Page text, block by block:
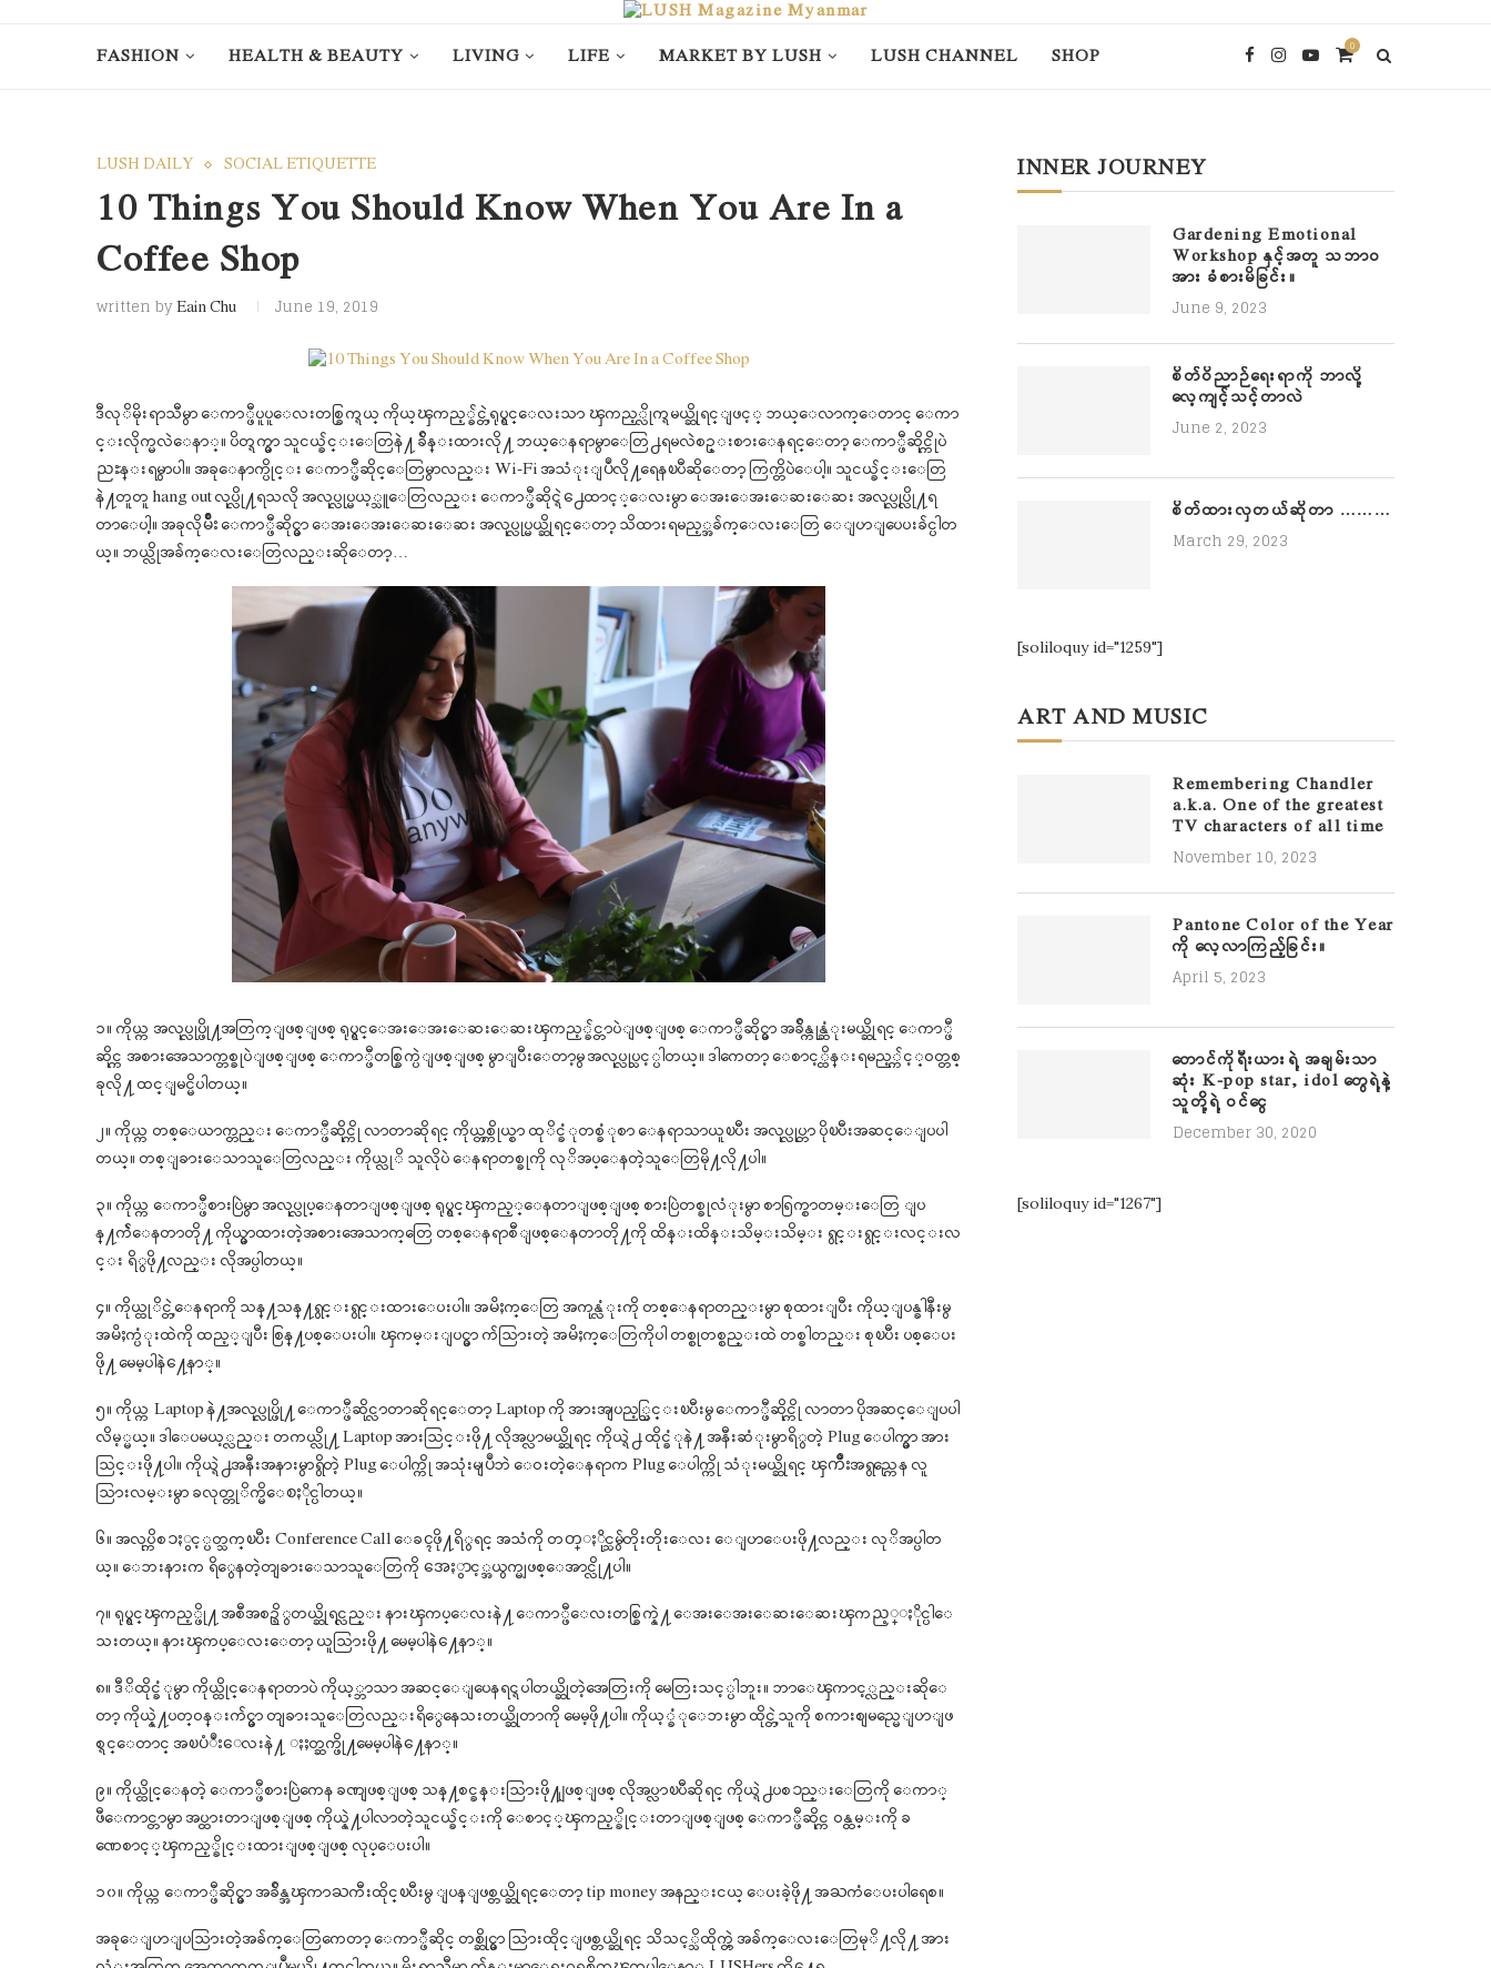
FASHION HEALTH & BEAUTY LIVING LIFE MARKET BY LUSH LUSH CHANNEL SHOP 0
LUSH DAILY SOCIAL ETIQUETTE
10 Things You Should Know When You Are In a
Coffee Shop
written byEain Chu June 19, 2019
ဒီလုိမိုးရာသီမွာ ေကာ္ဖီပူပူေလးတစ္ခြက္ရယ္ ကိုယ္ၾကည့္ခ်င္တဲ့ရုပ္ရွင္ေလးသာ ၾကည့္လိုက္ရမယ္ဆိုရင္ျဖင့္ ဘယ္ေလာက္ေတာင္ ေကာ
င္းလိုက္မလဲေနာ္။ ပိတ္ရက္မွာ သူငယ္ခ်င္းေတြနဲ႔ ခ်ိန္းထားလို႔ ဘယ္ေနရာမွာေတြ႕ရမလဲစဥ္းစားေနရင္ေတာ့ ေကာ္ဖီဆိုင္ကိုပဲ
ညႊန္းရမွာပါ။ အခုေနာက္ပိုင္း ေကာ္ဖီဆိုင္ေတြမွာလည္း Wi-Fi အသံုးျပဳလို႔ရေနၿပီဆိုေတာ့ ကြက္တိပဲေပါ့။ သူငယ္ခ်င္းေတြ
နဲ႔တူတူ hang out လုပ္လို႔ရသလို အလုပ္လုပ္မယ့္သူေတြလည္း ေကာ္ဖီဆိုင္ရဲ႕ေထာင့္ေလးမွာ ေအးေအးေဆးေဆး အလုပ္လုပ္လို႔ရ
တာေပါ့။ အခုလိုမ်ိဳး ေကာ္ဖီဆိုင္မွာ ေအးေအးေဆးေဆး အလုပ္လုပ္မယ္ဆိုရင္ေတာ့ သိထားရမည့္အခ်က္ေလးေတြ ေျပာျပေပးခ်င္ပါတ
ယ္။ ဘယ္လိုအခ်က္ေလးေတြလည္းဆိုေတာ့…
၁။ ကိုယ္က အလုပ္လုပ္ဖို႔အတြက္ျဖစ္ျဖစ္ ရုပ္ရွင္ေအးေအးေဆးေဆးၾကည့္ခ်င္တာပဲျဖစ္ျဖစ္ ေကာ္ဖီဆိုင္မွာ အခ်ိန္ကုန္ဆံုးမယ္ဆိုရင္ ေကာ္ဖီ
ဆိုင္က အစားအေသာက္တစ္ခုပဲျဖစ္ျဖစ္ ေကာ္ဖီတစ္ခြက္ပဲျဖစ္ျဖစ္ မွာျပီးေတာ့မွ အလုပ္လုပ္သင့္ပါတယ္။ ဒါကေတာ့ ေစာင့္ထိန္းရမည့္က်င့္ဝတ္တစ္
ခုလို႔ ထင္ျမင္မိပါတယ္။
၂။ ကိုယ္က တစ္ေယာက္တည္း ေကာ္ဖီဆိုင္ကို လာတာဆိုရင္ ကိုယ္တစ္ကိုယ္စာ ထုိင္ခံုတစ္ခံုစာ ေနရာသာယူၿပီး အလုပ္လုပ္တာ ပိုၿပီးအဆင္ေျပပါ
တယ္။ တစ္ျခားေသာသူေတြလည္း ကိုယ္လုိ သူလိုပဲ ေနရာတစ္ခုကို လုိအပ္ေနတဲ့သူေတြမို႔လို႔ပါ။
၃။ ကိုယ္က ေကာ္ဖီစားပြဲမွာ အလုပ္လုပ္ေနတာျဖစ္ျဖစ္ ရုပ္ရွင္ၾကည့္ေနတာျဖစ္ျဖစ္ စားပြဲတစ္ခုလံုးမွာ စာရြက္စာတမ္းေတြ ျပ
န္႔က်ဲေနတာတို႔ ကိုယ္မွာထားတဲ့အစားအေသာက္ေတြ တစ္ေနရာစီျဖစ္ေနတာတို႔ကို ထိန္းထိန္းသိမ္းသိမ္း ရွင္းရွင္းလင္းလ
င္း ရိွဖို႔လည္း လိုအပ္ပါတယ္။
၄။ ကိုယ္ထုိင္တဲ့ေနရာကို သန္႔သန္႔ရွင္းရွင္းထားေပးပါ။ အမိႈက္ေတြ အကုန္လံုးကို တစ္ေနရာတည္းမွာ စုထားျပီး ကိုယ္ျပန္ခါနီးမွ
အမိႈက္ပံုးထဲကို ထည့္ျပီး စြန္႔ပစ္ေပးပါ။ ၾကမ္းျပင္မွာ က်သြားတဲ့ အမိႈက္ေတြကိုပါ တစ္စုတစ္စည္းထဲ တစ္ခါတည္း စုၿပီး ပစ္ေပး
ဖို႔ မေမ့ပါနဲ႔ေနာ္။
၅။ ကိုယ္က Laptop နဲ႔အလုပ္လုပ္ဖို႔ ေကာ္ဖီဆိုင္လာတာဆိုရင္ေတာ့ Laptop ကို အားအျပည့္သြင္းၿပီးမွ ေကာ္ဖီဆိုင္ကို လာတာ ပိုအဆင္ေျပပါ
လိမ့္မယ္။ ဒါေပမယ့္လည္း တကယ္လို႔ Laptop အားသြင္းဖို႔ လိုအပ္လာမယ္ဆိုရင္ ကိုယ္ရဲ႕ ထိုင္ခံုနဲ႔ အနီးဆံုးမွာရိွတဲ့ Plug ေပါက္မွာ အား
သြင္းဖို႔ပါ။ ကိုယ္ရဲ႕အနီးအနားမွာရိွတဲ့ Plug ေပါက္ကို အသုံးမျပဳဘဲ ေဝးတဲ့ေနရာက Plug ေပါက္ကို သံုးမယ္ဆိုရင္ ၾကိဳးအရွည္ကေန လူ
သြားလမ္းမွာ ခလုတ္တုိက္မိေစႏိုင္ပါတယ္။
၆။ အလုပ္ကိစၥႏွင့္ပတ္သက္ၿပီး Conference Call ေခၚဖို႔ရိွရင္ အသံကို တတ္ႏိုင္သမ်ွတိုးတိုးေလး ေျပာေပးဖို႔လည္း လုိအပ္ပါတ
ယ္။ ေဘးနားက ရိွေနတဲ့တျခားေသာသူေတြကို အေႏွာင့္အယွက္မျဖစ္ေအာင္လို႔ပါ။
၇။ ရုပ္ရွင္ၾကည့္ဖို႔ အစီအစဥ္ရိွတယ္ဆိုရင္လည္း နားၾကပ္ေလးနဲ႔ ေကာ္ဖီေလးတစ္ခြက္နဲ႔ ေအးေအးေဆးေဆးၾကည့္ႏိုင္ပါေ
သးတယ္။ နားၾကပ္ေလးေတာ့ ယူသြားဖို႔ မေမ့ပါနဲ႔ေနာ္။
၈။ ဒီိထိုင္ခံုမွာ ကိုယ္ထိုင္ေနရာတာပဲ ကိုယ့္ဘာသာ အဆင္ေျပေနရင္ရပါတယ္ဆိုတဲ့အေတြးကို မေတြးသင့္ပါဘူး။ ဘာေၾကာင့္လည္းဆိုေ
တာ့ ကိုယ္နဲ႔ပတ္ဝန္းက်င္မွာ တျခားသူေတြလည္းရိွေနေသးတယ္ဆိုတာကို မေမ့ဖို႔ပါ။ ကိုယ့္ခံုေဘးမွာ ထိုင္တဲ့သူကို စကားစျမည္မေျပာျဖ
စ္ရင္ေတာင္ အၿပံဳးေလးနဲ႔ ႏႈတ္ဆက္ဖို႔မေမ့ပါနဲ႔ေနာ္။
၉။ ကိုယ္ထိုင္ေနတဲ့ ေကာ္ဖီစားပြဲကေန ခဏျဖစ္ျဖစ္ သန္႔စင္ခန္းသြားဖို႔ျဖစ္ျဖစ္ လိုအပ္လာၿပီဆိုရင္ ကိုယ္ရဲ႕ပစၥည္းေတြကို ေကာ္
ဖီေကာင္တာမွာ အပ္ထားတာျဖစ္ျဖစ္ ကိုယ္နဲ႔ပါလာတဲ့သူငယ္ခ်င္းကို ေစာင့္ၾကည့္ခိုင္းတာျဖစ္ျဖစ္ ေကာ္ဖီဆိုင္က ဝန္ထမ္းကို ခ
ဏေစာင့္ၾကည့္ခိုင္းထားျဖစ္ျဖစ္ လုပ္ေပးပါ။
၁၀။ ကိုယ္က ေကာ္ဖီဆိုင္မွာ အခ်ိန္အၾကာႀကီးထိုင္ၿပီးမွ ျပန္ျဖစ္တယ္ဆိုရင္ေတာ့ tip money အနည္းငယ္ ေပးခဲ့ဖို႔ အႀကံေပးပါရေစ။
အခုေျပာျပသြားတဲ့အခ်က္ေတြကေတာ့ ေကာ္ဖီဆိုင္ တစ္ဆိုင္မွာ သြားထိုင္ျဖစ္တယ္ဆိုရင္ သိသင့္သိထိုက္တဲ့ အခ်က္ေလးေတြမုိ႔လို႔ အား
INNER JOURNEY
Gardening Emotional
Workshop နှင့်အတူ သဘာဝ
အား ခံစားမိခြင်း။
June 9, 2023
စိတ်ဝိညာဉ်ရေးရာကို ဘာလို့
လေ့ကျင့်သင့်တာလဲ
June 2, 2023
စိတ်ထားလှတယ်ဆိုတာ ………
March 29, 2023
[soliloquy id="1259"]
ART AND MUSIC
Remembering Chandler
a.k.a. One of the greatest
TV characters of all time
November 10, 2023
Pantone Color of the Year
ကို လေ့လာကြည့်ခြင်း။
April 5, 2023
တောင်ကိုရီးယားရဲ့ အချမ်းသာ
ဆုံး K-pop star, idol တွေရဲ့နဲ့
သူတို့ရဲ့ ဝင်ငွေ
December 30, 2020
[soliloquy id="1267"]